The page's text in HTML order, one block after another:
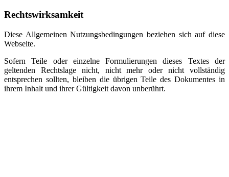
Rechtswirksamkeit
Diese Allgemeinen Nutzungsbedingungen beziehen sich auf diese
Webseite.
Sofern Teile oder einzelne Formulierungen dieses Textes der
geltenden Rechtslage nicht, nicht mehr oder nicht vollständig
entsprechen sollten, bleiben die übrigen Teile des Dokumentes in
ihrem Inhalt und ihrer Gültigkeit davon unberührt.